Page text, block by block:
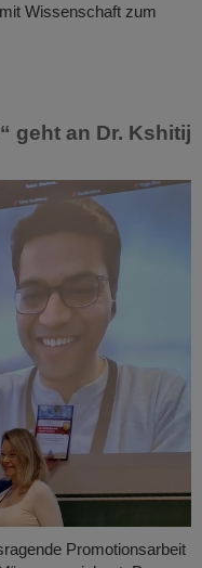
Wissenschaft zum
geht an Dr. Kshitij
Promotionsarbeit